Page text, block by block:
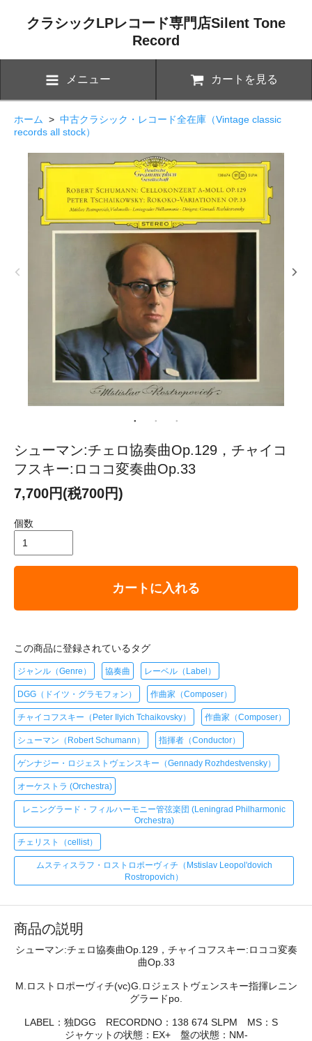
クラシックLPレコード専門店Silent Tone
Record
メニュー カートを見る
ホーム > 中古クラシック・レコード全在庫（Vintage classic
records all stock）
シューマン:チェロ協奏曲Op.129，チャイコ
フスキー:ロココ変奏曲Op.33
7,700円(税700円)
個数
カートに入れる
この商品に登録されているタグ
ジャンル（Genre） 協奏曲 レーベル（Label）
DGG（ドイツ・グラモフォン） 作曲家（Composer）
チャイコフスキー（Peter Ilyich Tchaikovsky） 作曲家（Composer）
シューマン（Robert Schumann） 指揮者（Conductor）
ゲンナジー・ロジェストヴェンスキー（Gennady Rozhdestvensky）
オーケストラ (Orchestra)
レニングラード・フィルハーモニー管弦楽団 (Leningrad Philharmonic
Orchestra)
チェリスト（cellist）
ムスティスラフ・ロストロポーヴィチ（Mstislav Leopol'dovich
Rostropovich）
商品の説明
シューマン:チェロ協奏曲Op.129，チャイコフスキー:ロココ変奏
曲Op.33
M.ロストロポーヴィチ(vc)G.ロジェストヴェンスキー指揮レニン
グラードpo.
LABEL：独DGG RECORDNO：138 674 SLPM MS：S
ジャケットの状態：EX+ 盤の状態：NM-